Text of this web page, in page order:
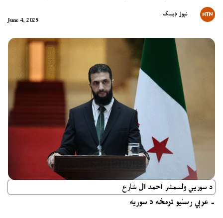
June 4, 2025
نېوز ډیسک
د سوريي ولسمشر احمد ال شارع
۔ عربي رسنيو ترمخه د سوريه